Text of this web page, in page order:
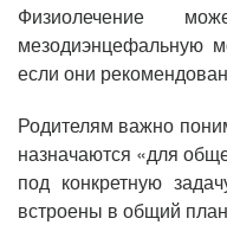
Физиолечение
мезодиэнцефальную
если они
Родителям важно
назначаются «для
под конкретную
встроены в общий